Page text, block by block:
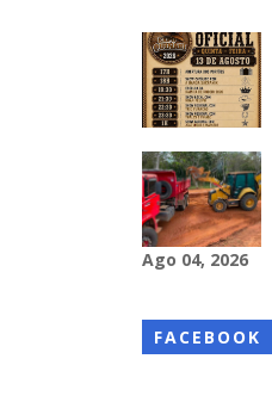
Ago 04, 2026
FACEBOOK